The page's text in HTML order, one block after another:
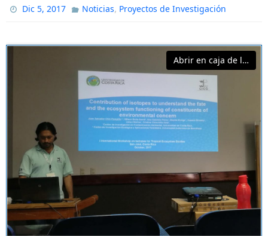
Dic 5, 2017 Noticias, Proyectos de Investigación
Abrir en caja de luz